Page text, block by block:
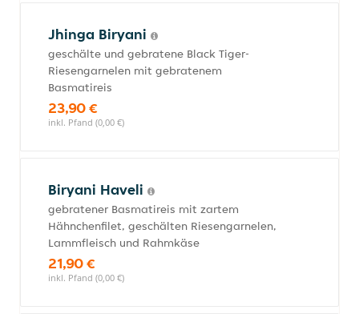
Jhinga Biryani
geschälte und gebratene Black Tiger-
Riesengarnelen mit gebratenem
Basmatireis
23,90 €
inkl. Pfand (0,00 €)
Biryani Haveli
gebratener Basmatireis mit zartem
Hähnchenfilet, geschälten Riesengarnelen,
Lammfleisch und Rahmkäse
21,90 €
inkl. Pfand (0,00 €)